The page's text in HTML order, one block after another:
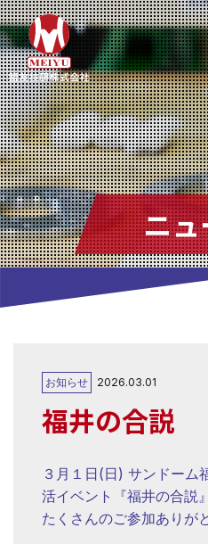
ニュ
お知らせ 2026.03.01
福井の合説
３月１日(日) サンドーム
活イベント『福井の合説
たくさんのご参加ありが